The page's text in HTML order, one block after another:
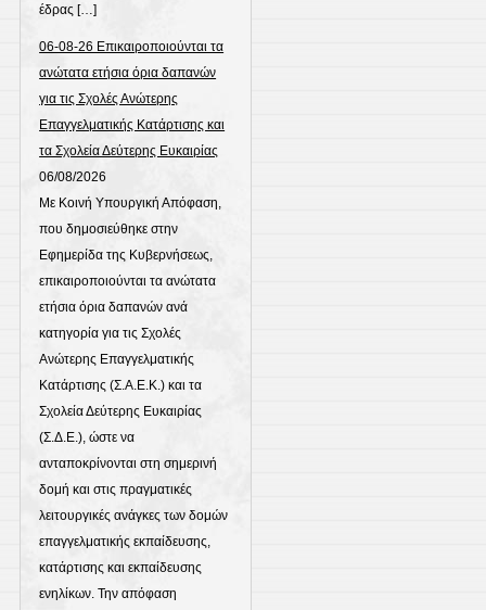
έδρας […]
06-08-26 Επικαιροποιούνται τα
ανώτατα ετήσια όρια δαπανών
για τις Σχολές Ανώτερης
Επαγγελματικής Κατάρτισης και
τα Σχολεία Δεύτερης Ευκαιρίας
06/08/2026
Με Κοινή Υπουργική Απόφαση,
που δημοσιεύθηκε στην
Εφημερίδα της Κυβερνήσεως,
επικαιροποιούνται τα ανώτατα
ετήσια όρια δαπανών ανά
κατηγορία για τις Σχολές
Ανώτερης Επαγγελματικής
Κατάρτισης (Σ.Α.Ε.Κ.) και τα
Σχολεία Δεύτερης Ευκαιρίας
(Σ.Δ.Ε.), ώστε να
ανταποκρίνονται στη σημερινή
δομή και στις πραγματικές
λειτουργικές ανάγκες των δομών
επαγγελματικής εκπαίδευσης,
κατάρτισης και εκπαίδευσης
ενηλίκων. Την απόφαση